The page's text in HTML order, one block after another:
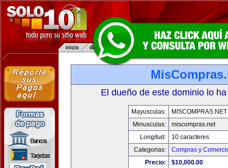
El dueño de este dominio lo
Mayusculas:
MISCOMPRAS.NET
Minusculas:
miscompras.net
Longitud:
10 caracteres
Categorias:
Compras y
Precio:
$10,000.00